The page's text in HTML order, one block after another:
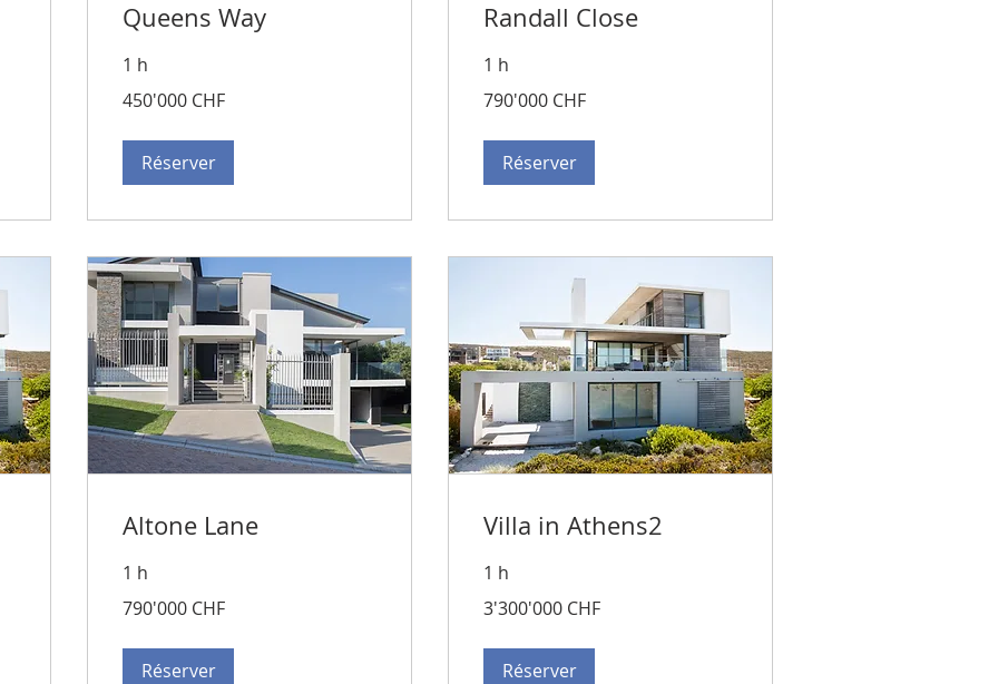
Queens Way
1 h
francs
450'000 CHF
Réserver
Randall Close
1 h
francs
790'000 CHF
Réserver
Altone Lane
1 h
francs
790'000 CHF
Réserver
Villa in Athens2
1 h
francs
3'300'000 CHF
Réserver